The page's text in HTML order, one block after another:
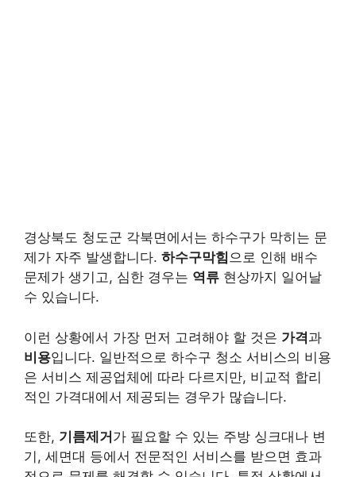
경상북도 청도군 각북면에서는 하수구가 막히는 문
제가 자주 발생합니다. 하수구막힘으로 인해 배수
문제가 생기고, 심한 경우는 역류 현상까지 일어날
수 있습니다.
이런 상황에서 가장 먼저 고려해야 할 것은 가격과
비용입니다. 일반적으로 하수구 청소 서비스의 비용
은 서비스 제공업체에 따라 다르지만, 비교적 합리
적인 가격대에서 제공되는 경우가 많습니다.
또한, 기름제거 가 필요할 수 있는 주방 싱크대나 변
기, 세면대 등에서 전문적인 서비스를 받으면 효과